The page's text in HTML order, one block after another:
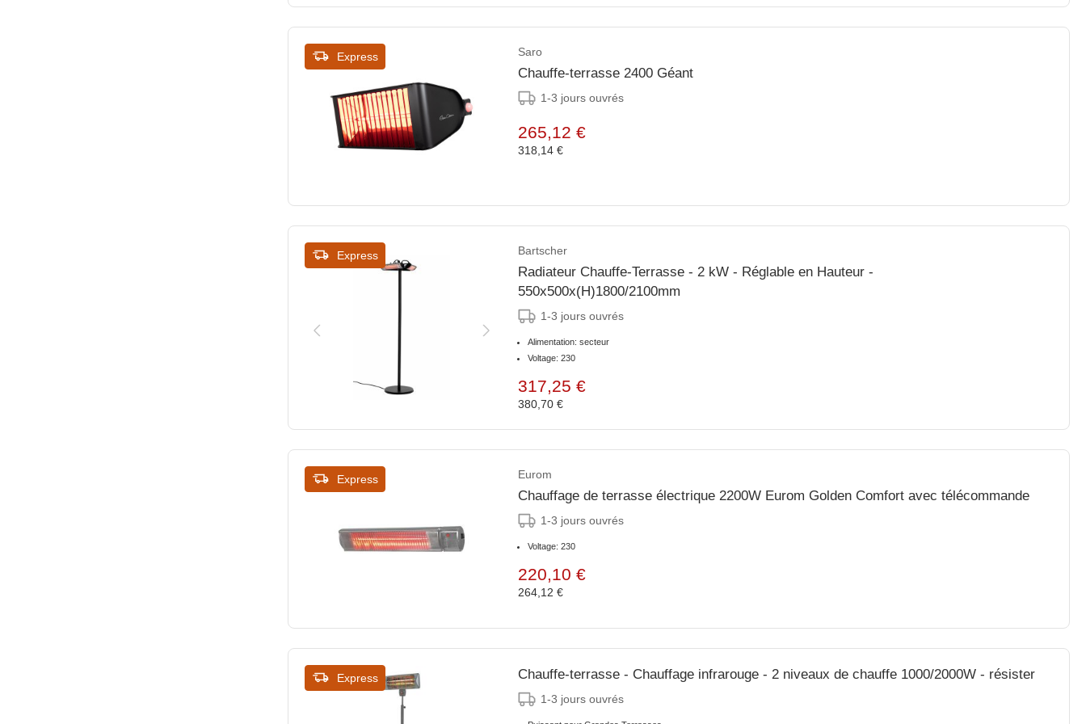
Express Saro
Chauffe-terrasse 2400 Géant
1-3 jours ouvrés
265,12 €
318,14 €
Express Bartscher
Radiateur Chauffe-Terrasse - 2 kW - Réglable en Hauteur -
550x500x(H)1800/2100mm
1-3 jours ouvrés
Alimentation: secteur
Voltage: 230
317,25 €
380,70 €
Express Eurom
Chauffage de terrasse électrique 2200W Eurom Golden Comfort avec télécommande
1-3 jours ouvrés
Voltage: 230
220,10 €
264,12 €
Express Chauffe-terrasse - Chauffage infrarouge - 2 niveaux de chauffe 1000/2000W - résister
1-3 jours ouvrés